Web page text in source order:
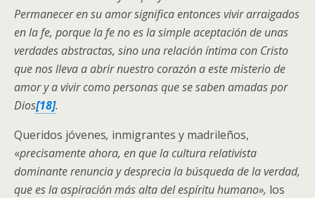
Permanecer en su amor significa entonces vivir arraigados
en la fe, porque la fe no es la simple aceptación de unas
verdades abstractas, sino una relación íntima con Cristo
que nos lleva a abrir nuestro corazón a este misterio de
amor y a vivir como personas que se saben amadas por
Dios[18].
Queridos jóvenes, inmigrantes y madrileños,
«precisamente ahora, en que la cultura relativista
dominante renuncia y desprecia la búsqueda de la verdad,
que es la aspiración más alta del espíritu humano», los